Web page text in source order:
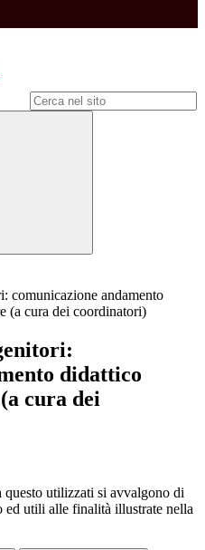
comunicazione andamento
(a cura dei coordinatori)
didattico
cura dei
utilizzati si avvalgono di
ed utili alle finalità illustrate nella